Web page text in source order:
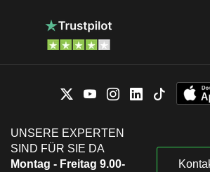
UNSERE EXPERTEN
SIND FÜR SIE DA
Montag - Freitag 9.00-